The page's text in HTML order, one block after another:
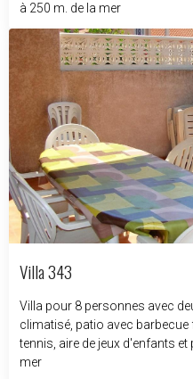
à 250 m. de la mer
Villa 343
Villa pour 8 personnes avec
climatisé, patio avec barbecue
tennis, aire de jeux d'enfants
mer